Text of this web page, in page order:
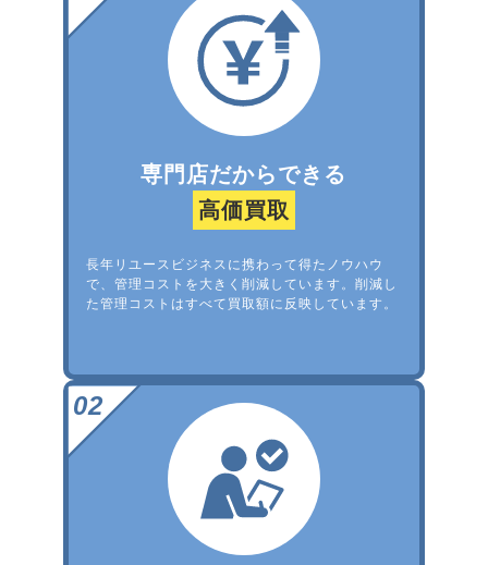
専門店だからできる
高価買取
長年リユースビジネスに携わって得たノウハウ
で、管理コストを大きく削減しています。削減し
た管理コストはすべて買取額に反映しています。